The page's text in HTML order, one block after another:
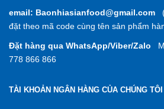
email: Baonhiasianfood@gmail.com
đặt theo mã code cùng tên sản phẩm
Đặt hàng qua WhatsApp/Viber/Zalo
778 866 866
TÀI KHOẢN NGÂN HÀNG CỦA CHÚNG